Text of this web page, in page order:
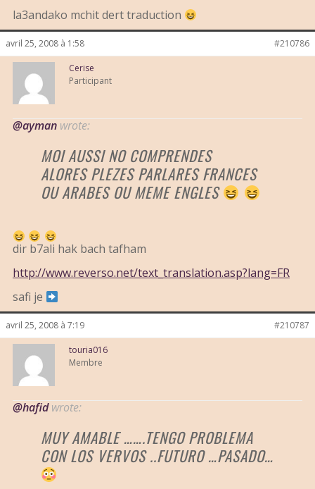
la3andako mchit dert traduction
avril 25, 2008 à 1:58 #210786
Cerise
Participant
@ayman wrote:
MOI AUSSI NO COMPRENDES
ALORES PLEZES PARLARES FRANCES
OU ARABES OU MEME ENGLES
dir b7ali hak bach tafham
http://www.reverso.net/text_translation.asp?lang=FR
safi je
avril 25, 2008 à 7:19 #210787
touria016
Membre
@hafidwrote:
MUY AMABLE …….TENGO PROBLEMA
CON LOS VERVOS ..FUTURO …PASADO…